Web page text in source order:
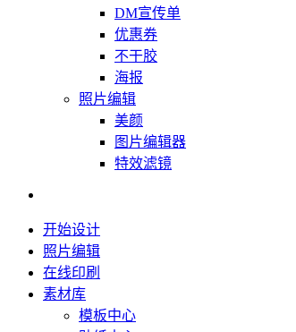
DM宣传单
优惠券
不干胶
海报
照片编辑
美颜
图片编辑器
特效滤镜
开始设计
照片编辑
在线印刷
素材库
模板中心